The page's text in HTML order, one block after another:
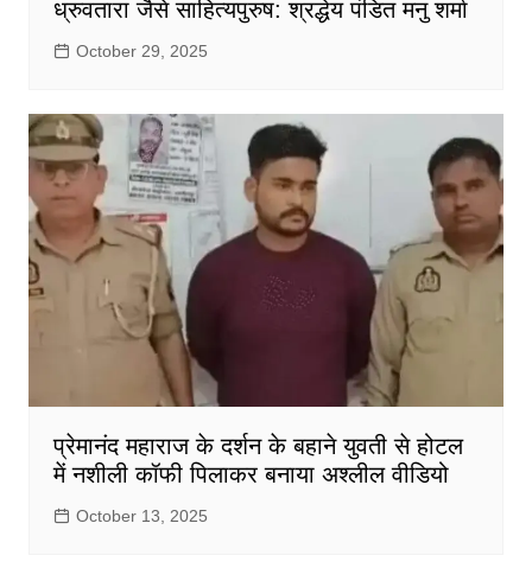
ध्रुवतारा जैसे साहित्यपुरुष: श्रद्धेय पंडित मनु शर्मा
October 29, 2025
प्रेमानंद महाराज के दर्शन के बहाने युवती से होटल
में नशीली कॉफी पिलाकर बनाया अश्लील वीडियो
October 13, 2025